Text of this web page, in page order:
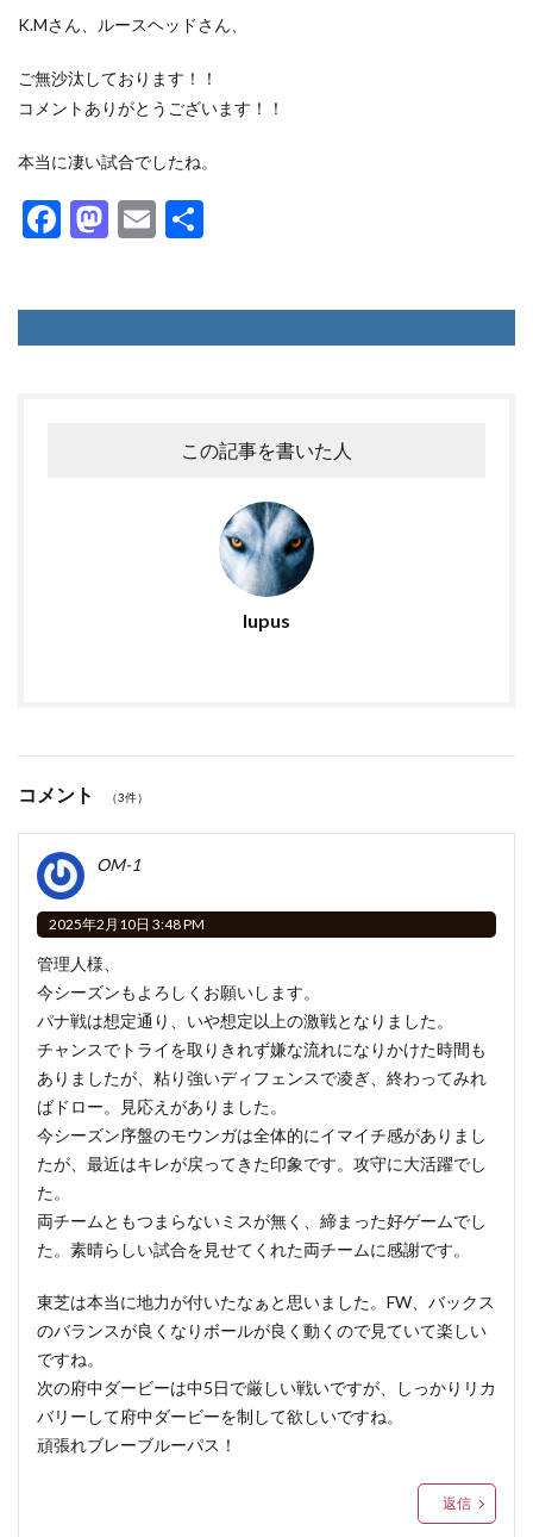
K.Mさん、ルースヘッドさん、
ご無沙汰しております！！
コメントありがとうございます！！
本当に凄い試合でしたね。
F
b
M
d
E
l
この記事を書いた人
lupus
コメント （3件）
OM-1
2025年2月10日 3:48 PM
管理人様、
今シーズンもよろしくお願いします。
パナ戦は想定通り、いや想定以上の激戦となりました。
チャンスでトライを取りきれず嫌な流れになりかけた時間も
ありましたが、粘り強いディフェンスで凌ぎ、終わってみれ
ばドロー。見応えがありました。
今シーズン序盤のモウンガは全体的にイマイチ感がありまし
たが、最近はキレが戻ってきた印象です。攻守に大活躍でし
た。
両チームともつまらないミスが無く、締まった好ゲームでし
た。素晴らしい試合を見せてくれた両チームに感謝です。
東芝は本当に地力が付いたなぁと思いました。FW、バックス
のバランスが良くなりボールが良く動くので見ていて楽しい
ですね。
次の府中ダービーは中5日で厳しい戦いですが、しっかりリカ
バリーして府中ダービーを制して欲しいですね。
頑張れブレーブルーパス！
返信